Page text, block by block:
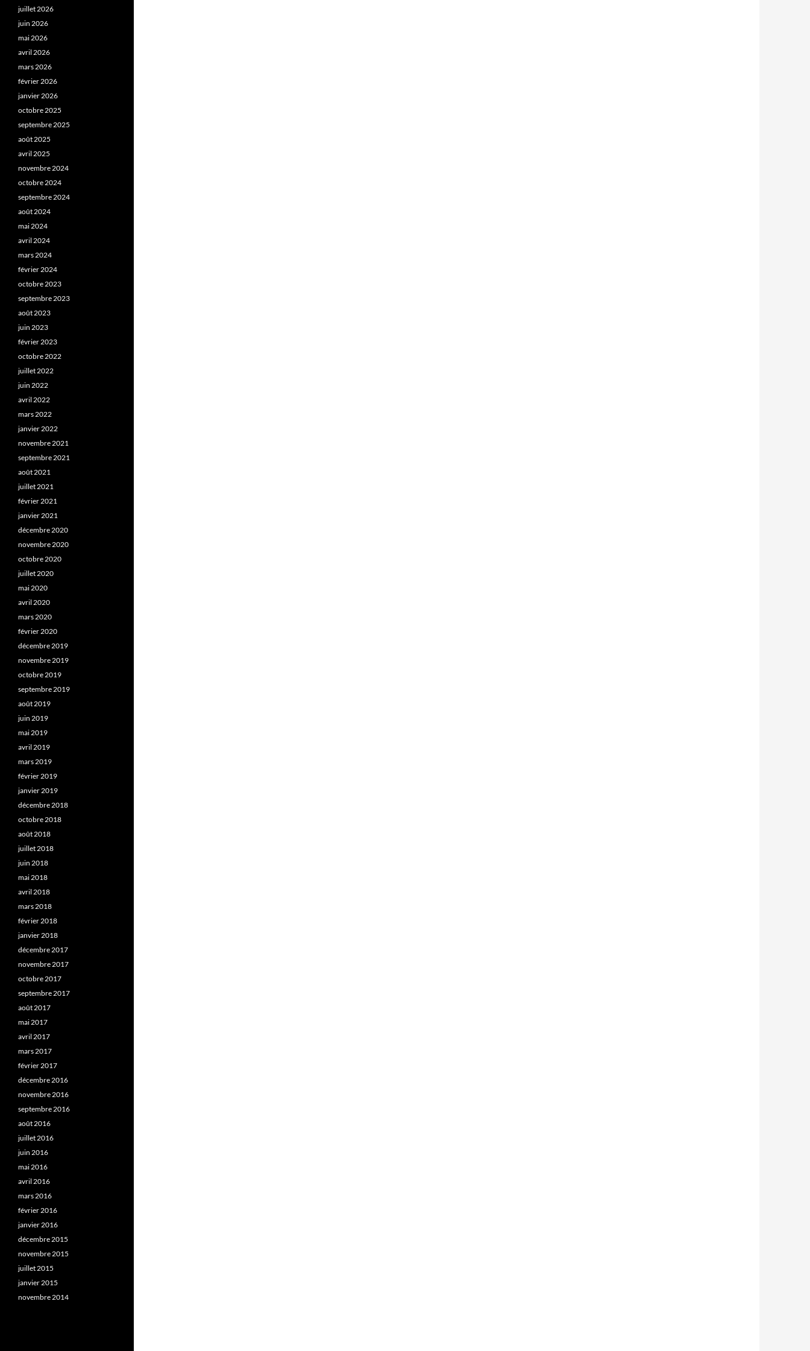
juillet 2026
juin 2026
mai 2026
avril 2026
mars 2026
février 2026
janvier 2026
octobre 2025
septembre 2025
août 2025
avril 2025
novembre 2024
octobre 2024
septembre 2024
août 2024
mai 2024
avril 2024
mars 2024
février 2024
octobre 2023
septembre 2023
août 2023
juin 2023
février 2023
octobre 2022
juillet 2022
juin 2022
avril 2022
mars 2022
janvier 2022
novembre 2021
septembre 2021
août 2021
juillet 2021
février 2021
janvier 2021
décembre 2020
novembre 2020
octobre 2020
juillet 2020
mai 2020
avril 2020
mars 2020
février 2020
décembre 2019
novembre 2019
octobre 2019
septembre 2019
août 2019
juin 2019
mai 2019
avril 2019
mars 2019
février 2019
janvier 2019
décembre 2018
octobre 2018
août 2018
juillet 2018
juin 2018
mai 2018
avril 2018
mars 2018
février 2018
janvier 2018
décembre 2017
novembre 2017
octobre 2017
septembre 2017
août 2017
mai 2017
avril 2017
mars 2017
février 2017
décembre 2016
novembre 2016
septembre 2016
août 2016
juillet 2016
juin 2016
mai 2016
avril 2016
mars 2016
février 2016
janvier 2016
décembre 2015
novembre 2015
juillet 2015
janvier 2015
novembre 2014